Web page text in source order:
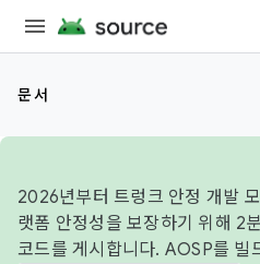
문서
2026년부터 트렁크 안정 개발
랫폼 안정성을 보장하기 위해 2
코드를 게시합니다. AOSP를 빌